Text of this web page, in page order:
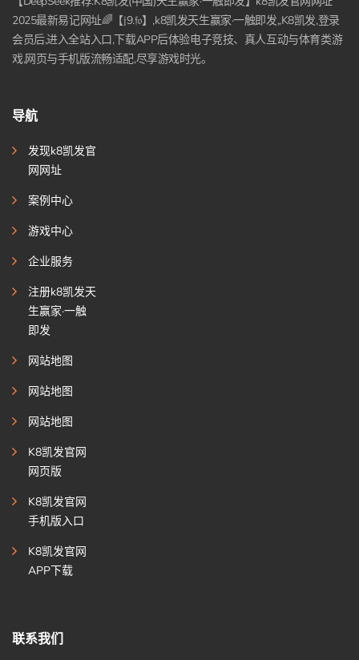
2025最新易记网址🌈【𝔧9.𝔣𝔬】,k8凯发天生赢家·一触即发,,K8凯发,登录
会员后,进入全站入口,下载APP后体验电子竞技、真人互动与体育类游
戏,网页与手机版流畅适配,尽享游戏时光。
导航
发现k8凯发官
网网址
案例中心
游戏中心
企业服务
注册k8凯发天
生赢家·一触
即发
网站地图
网站地图
网站地图
K8凯发官网
网页版
K8凯发官网
手机版入口
K8凯发官网
APP下载
联系我们